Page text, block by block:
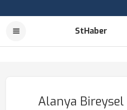
StHaber
Alanya